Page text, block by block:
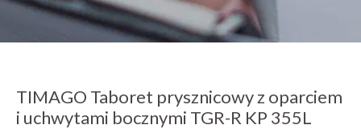
TIMAGO Taboret prysznicowy z oparciem
i uchwytami bocznymi TGR-R KP 355L